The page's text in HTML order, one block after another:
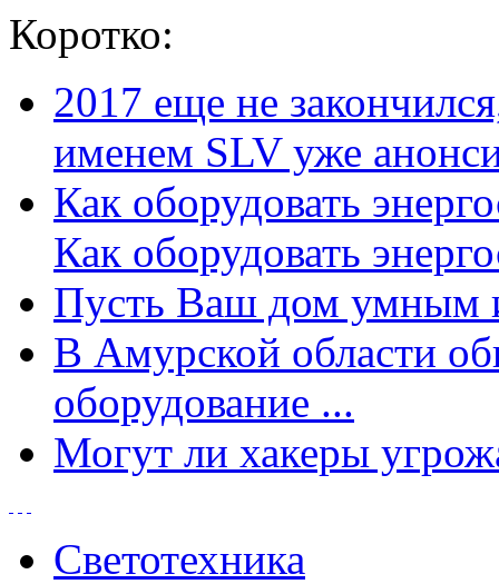
Коротко:
2017 еще не
именем SLV уже
Как оборудовать
Как оборудовать
Пусть Ваш дом умным
В Амурской области
оборудование ...
Могут ли хакеры
Светотехника